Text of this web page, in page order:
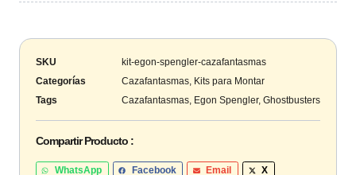
SKU
kit-egon-spengler-cazafantasmas
Categorías
Cazafantasmas Kits para Montar
Tags
Cazafantasmas Egon Spengler, Ghostbusters
Compartir Producto :
WhatsApp Facebook Email X